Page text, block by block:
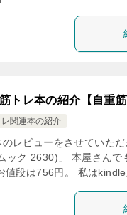
トレ本の紹介【自重筋
関連本の紹介
レビューをさせていた
ック 2630)」 本屋さんで
値段は756円。 私は